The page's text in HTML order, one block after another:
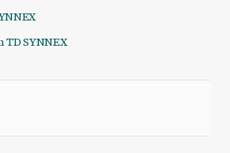
SYNNEX